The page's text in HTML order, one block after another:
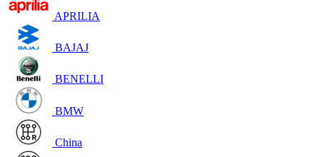
APRILIA
BAJAJ
BENELLI
BMW
China